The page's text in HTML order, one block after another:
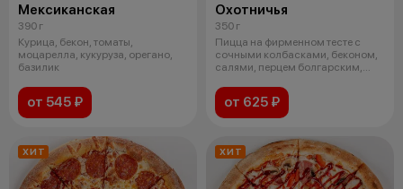
Мексиканская
390 г
Курица, бекон, томаты,
моцарелла, кукуруза, орегано,
базилик
от 545 ₽
Охотничья
350 г
Пицца на фирменном тесте с
сочными колбасками, беконом,
салями, перцем болгарским,
от 625 ₽
ХИТ ХИТ